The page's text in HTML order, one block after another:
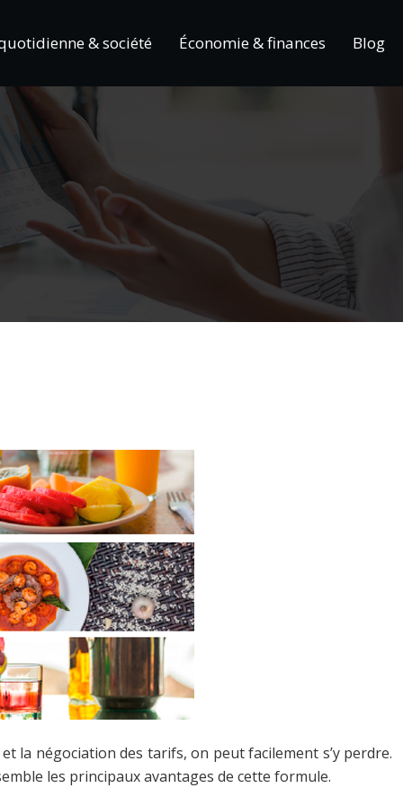
& société Économie & finances Blog
la négociation des tarifs, on peut facilement s’y perdre.
les principaux avantages de cette formule.